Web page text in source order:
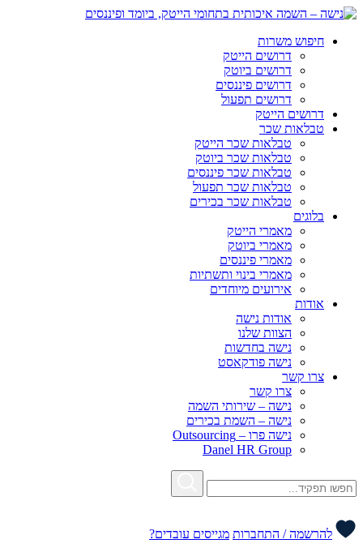
חיפוש משרות
דרושים הייטק
דרושים ביוטק
דרושים פיננסים
דרושים תפעול
דרושים הייטק
טבלאות שכר
טבלאות שכר הייטק
טבלאות שכר ביוטק
טבלאות שכר פיננסים
טבלאות שכר תפעול
טבלאות שכר בכירים
בלוגים
מאמרי הייטק
מאמרי ביוטק
מאמרי פיננסים
מאמרי בינוי ותשתיות
אירועים מיוחדים
אודות
אודות נישה
הצוות שלנו
נישה בחדשות
נישה פודקאסט
צרו קשר
צרו קשר
נישה – שירותי השמה
נישה – השמת בכירים
נישה פרו – Outsourcing
Danel HR Group
להרשמה / התחברות מגייסים עובדים?